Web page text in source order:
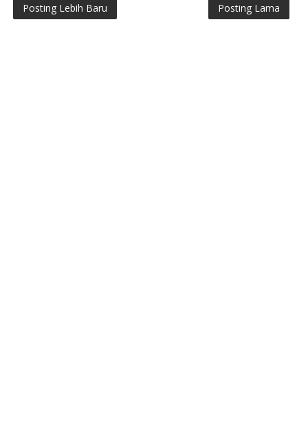
Posting Lebih Baru Posting Lama